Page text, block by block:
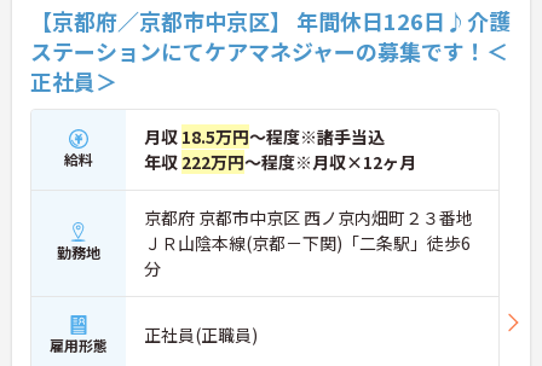
【京都府／京都市中京区】 年間休日126日♪介護
ステーションにてケアマネジャーの募集です！＜
正社員＞
給料
月収 18.5万円～程度※諸手当込
年収 222万円～程度※月収×12ヶ月
勤務地
京都府 京都市中京区 西ノ京内畑町２３番地
ＪＲ山陰本線(京都－下関)「二条駅」徒歩6
分
雇用形態 正社員(正職員)